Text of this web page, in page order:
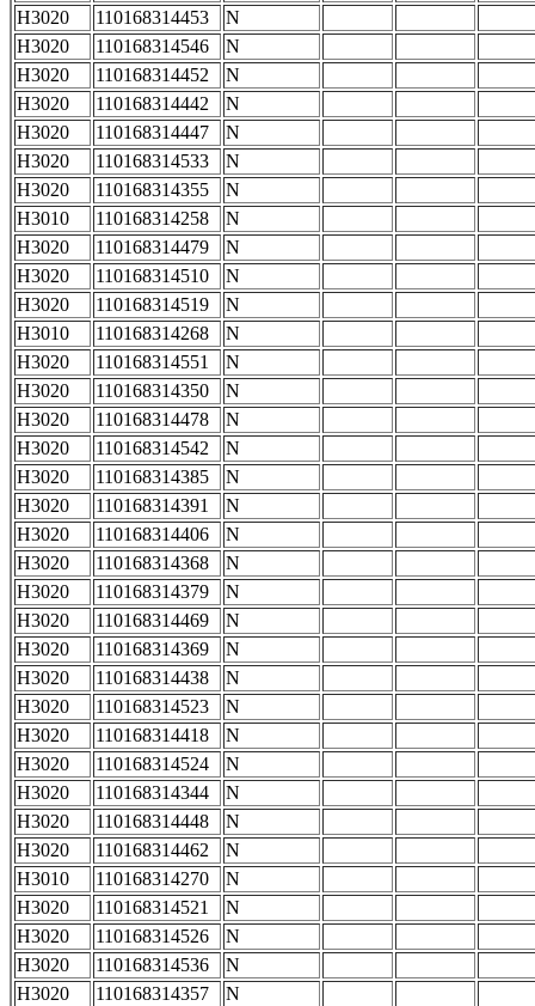
H3020
110168314453
N
H3020
110168314546
N
H3020
110168314452
N
H3020
110168314442
N
H3020
110168314447
N
H3020
110168314533
N
H3020
110168314355
N
H3010
110168314258
N
H3020
110168314479
N
H3020
110168314510
N
H3020
110168314519
N
H3010
110168314268
N
H3020
110168314551
N
H3020
110168314350
N
H3020
110168314478
N
H3020
110168314542
N
H3020
110168314385
N
H3020
110168314391
N
H3020
110168314406
N
H3020
110168314368
N
H3020
110168314379
N
H3020
110168314469
N
H3020
110168314369
N
H3020
110168314438
N
H3020
110168314523
N
H3020
110168314418
N
H3020
110168314524
N
H3020
110168314344
N
H3020
110168314448
N
H3020
110168314462
N
H3010
110168314270
N
H3020
110168314521
N
H3020
110168314526
N
H3020
110168314536
N
H3020
110168314357 N